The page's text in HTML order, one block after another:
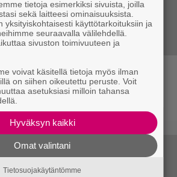
viimeinen keikka
kuvagalleria torstailta
tietoja esimerkiksi sivuista, joilla
sekä laitteesi ominaisuuksista.
yksityiskohtaisesti käyttötarkoituksiin ja
seuraavalla välilehdellä.
sivuston toimivuuteen ja
voivat käsitellä tietoja myös ilman
on siihen oikeutettu peruste. Voit
asetuksiasi milloin tahansa
Hyväksyn kaikki
Omat valintani
Tietosuojakäytäntömme